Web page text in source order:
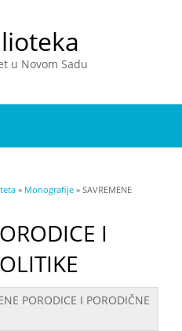
u Novom Sadu
» Monografije » SAVREMENE
I
PORODICE I PORODIČNE